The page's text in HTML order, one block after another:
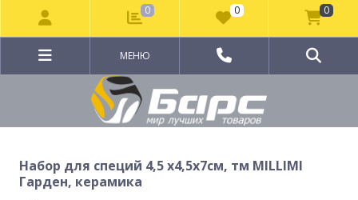
МЕНЮ
Набор для специй 4,5 х4,5х7см, тм MILLIMI
Гарден, керамика
0 0 0